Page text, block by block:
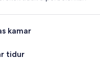
kamar
tidur